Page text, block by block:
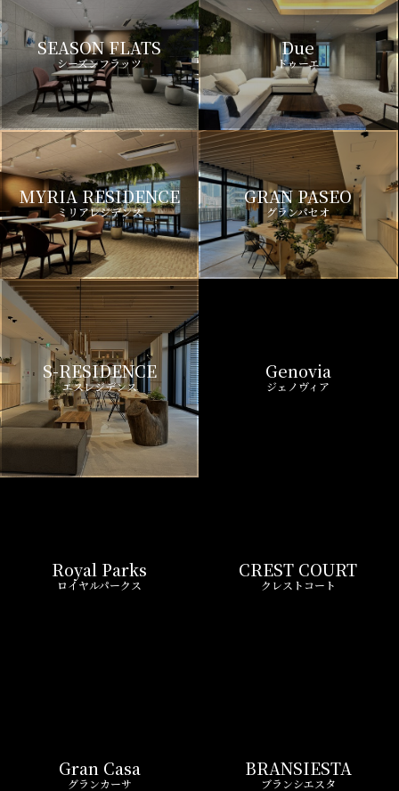
SEASON FLATS
シーズンフラッツ
Due
ドゥーエ
MYRIA RESIDENCE
ミリアレジデンス
GRAN PASEO
グランパセオ
S-RESIDENCE
エスレジデンス ジェノヴィア